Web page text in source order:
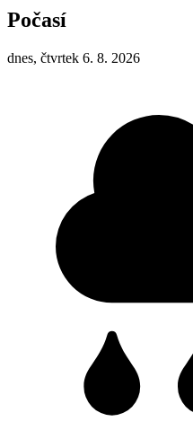
Počasí
dnes, čtvrtek 6. 8. 2026